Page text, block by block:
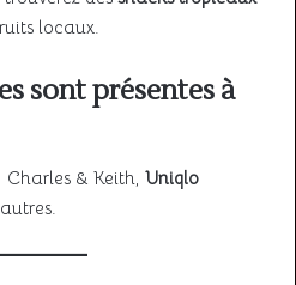
locaux.
sont présentes à
& Keith, Uniqlo